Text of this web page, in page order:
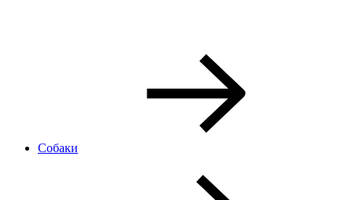
Собаки